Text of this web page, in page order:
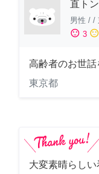
直ト
男性 / /
sentiment_satisfied 3 sentiment_neutral
高齢者のお世話
東京都
大変素晴らし